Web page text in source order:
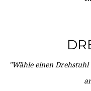
"Wähle einen